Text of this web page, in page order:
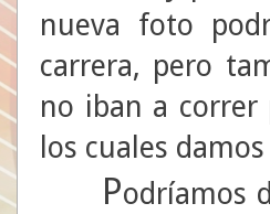
nueva foto
carrera, pero
no iban a correr
los cuales
Podríamos